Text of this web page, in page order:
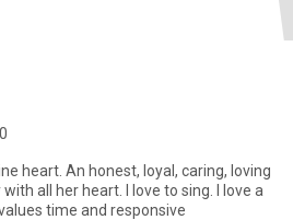
heart. An honest, loyal, caring, loving
all her heart. I love to sing. I love a
time and responsive